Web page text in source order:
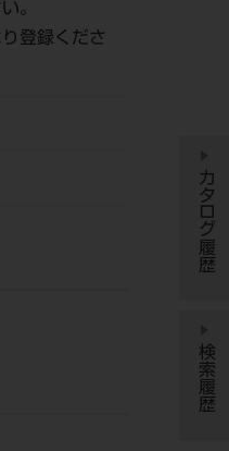
。
り登録くださ
カタログ履歴
検索履歴